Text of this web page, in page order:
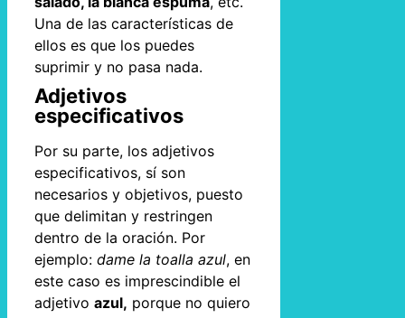
Una de las características de
ellos es que los puedes
suprimir y no pasa nada.
Adjetivos
especificativos
Por su parte, los adjetivos
especificativos, sí son
necesarios y objetivos, puesto
que delimitan y restringen
dentro de la oración. Por
ejemplo: dame la toalla azul, en
este caso es imprescindible el
adjetivo azul, porque no quiero